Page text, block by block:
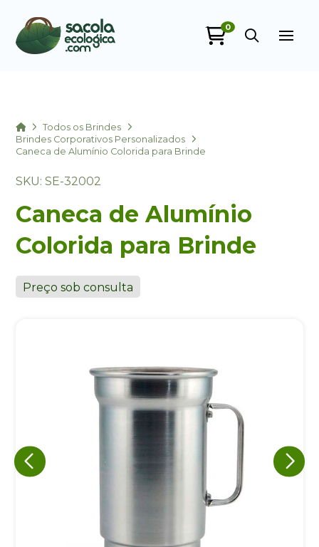
0
HomeTodos os Brindes
Brindes Corporativos Personalizados
Caneca de Alumínio Colorida para Brinde
SKU: SE-32002
Caneca de Alumínio
Colorida para Brinde
Preço sob consulta
Eu concordo em receber comunicações.
A nossa empresa está comprometida a proteger e respeitar
sua privacidade, utilizaremos seus dados apenas para fins
de marketing. Você pode alterar suas preferências a